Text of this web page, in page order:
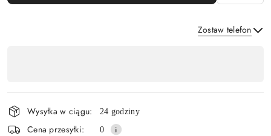
Zostaw telefon
i
dostawa
Wysyłka w ciągu: 24 godziny
Cena przesyłki: 0